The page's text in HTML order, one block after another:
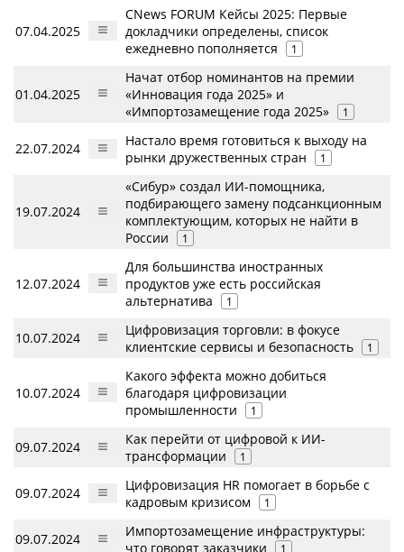
07.04.2025
CNews FORUM Кейсы 2025: Первые
докладчики определены, список
ежедневно пополняется
1
01.04.2025
Начат отбор номинантов на премии
«Инновация года 2025» и
«Импортозамещение года 2025»
1
22.07.2024
Настало время готовиться к выходу на
рынки дружественных стран
1
19.07.2024
«Сибур» создал ИИ-помощника,
подбирающего замену подсанкционным
комплектующим, которых не найти в
России
1
12.07.2024
Для большинства иностранных
продуктов уже есть российская
альтернатива
1
10.07.2024
Цифровизация торговли: в фокусе
клиентские сервисы и безопасность
1
10.07.2024
Какого эффекта можно добиться
благодаря цифровизации
промышленности
1
09.07.2024
Как перейти от цифровой к ИИ-
трансформации
1
09.07.2024
Цифровизация HR помогает в борьбе с
кадровым кризисом
1
09.07.2024
Импортозамещение инфраструктуры:
что говорят заказчики
1